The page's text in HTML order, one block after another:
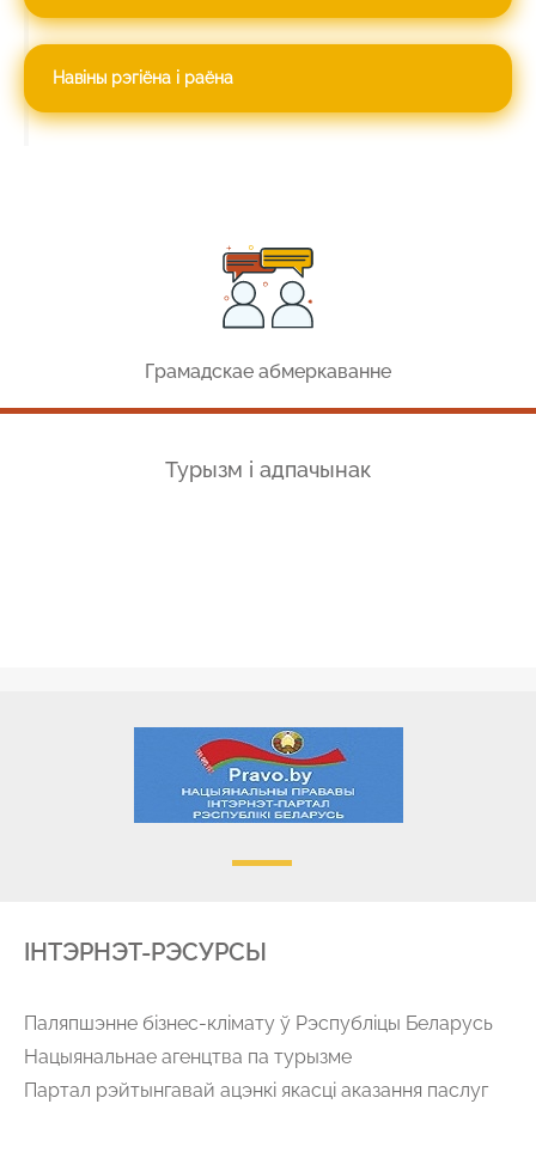
Навіны рэгіёна і раёна
Грамадскае абмеркаванне
Турызм і адпачынак
IНТЭРНЭТ-РЭСУРСЫ
Паляпшэнне бізнес-клімату ў Рэспубліцы Беларусь
Нацыянальнае агенцтва па турызме
Партал рэйтынгавай ацэнкі якасці аказання паслуг